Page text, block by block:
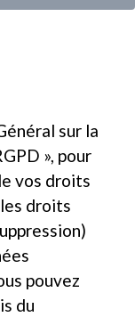
sur la
», pour
vos droits
droits
pouvez
du